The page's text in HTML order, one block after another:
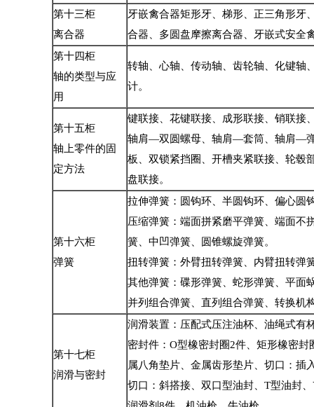
第十三柜
离合器
牙嵌禽合器矩形牙、梯形、正三角形牙
合器、多圆盘摩擦离合器、牙嵌式安全
第十四柜
轴的类型与应
用
转轴、心轴、传动轴、齿轮轴、化键轴
计。
第十五柜
轴上零件的固
定方法
键联接、花键联接、成形联接、销联
轴肩—双圆螺母、轴肩—套筒、轴肩—
板、双锁紧挡圈、开槽夹紧联接、轮毂
盘联接。
第十六柜
弹簧
拉伸弹簧：圆钩环、半圆钩环、偏心圆
压缩弹簧：端面拼紧磨平弹簧、端面不
簧、中凹弹簧、圆锥螺旋弹簧。
扭转弹簧：外臂扭转弹簧、内臂扭转弹
其他弹簧：碟形弹簧、蛇形弹簧、平面
并列组合弹簧、直列组合弹簧、转换机
第十七柜
润滑与密封
润滑装置：压配式压注油杯、油绳式有
密封件：O型橡密封圈2件、矩形橡密
属八角垫片、金属齿形垫片、切口：插
切口：斜搭接、双口型油封、T型油封